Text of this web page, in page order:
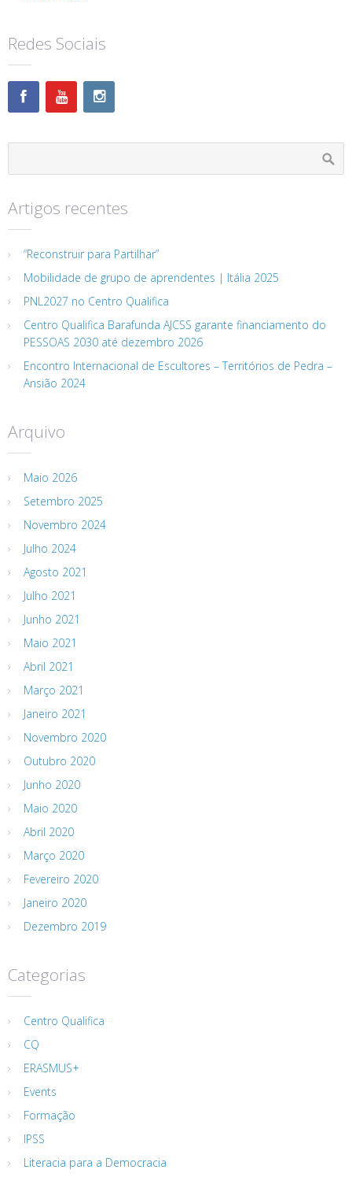
Redes Sociais
Artigos recentes
“Reconstruir para Partilhar”
Mobilidade de grupo de aprendentes | Itália 2025
PNL2027 no Centro Qualifica
Centro Qualifica Barafunda AJCSS garante financiamento do
PESSOAS 2030 até dezembro 2026
Encontro Internacional de Escultores – Territórios de Pedra –
Ansião 2024
Arquivo
Maio 2026
Setembro 2025
Novembro 2024
Julho 2024
Agosto 2021
Julho 2021
Junho 2021
Maio 2021
Abril 2021
Março 2021
Janeiro 2021
Novembro 2020
Outubro 2020
Junho 2020
Maio 2020
Abril 2020
Março 2020
Fevereiro 2020
Janeiro 2020
Dezembro 2019
Categorias
Centro Qualifica
CQ
ERASMUS+
Events
Formação
IPSS
Literacia para a Democracia